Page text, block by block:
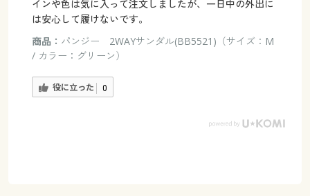
インや色は気に入って注文しましたが、一日中の外出に
は安心して履けないです。
商品： パンジー 2WAYサンダル(BB5521)（サイズ：M
/ カラー：グリーン）
役に立った 0